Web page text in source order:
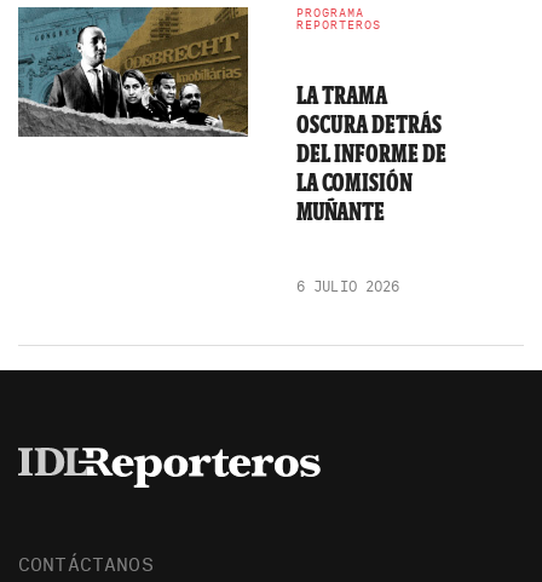
PROGRAMA
REPORTEROS
LA TRAMA
OSCURA DETRÁS
DEL INFORME DE
LA COMISIÓN
MUÑANTE
6 JULIO 2026
CONTÁCTANOS